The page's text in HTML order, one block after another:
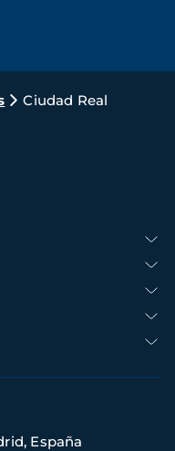
Ciudad Real
España